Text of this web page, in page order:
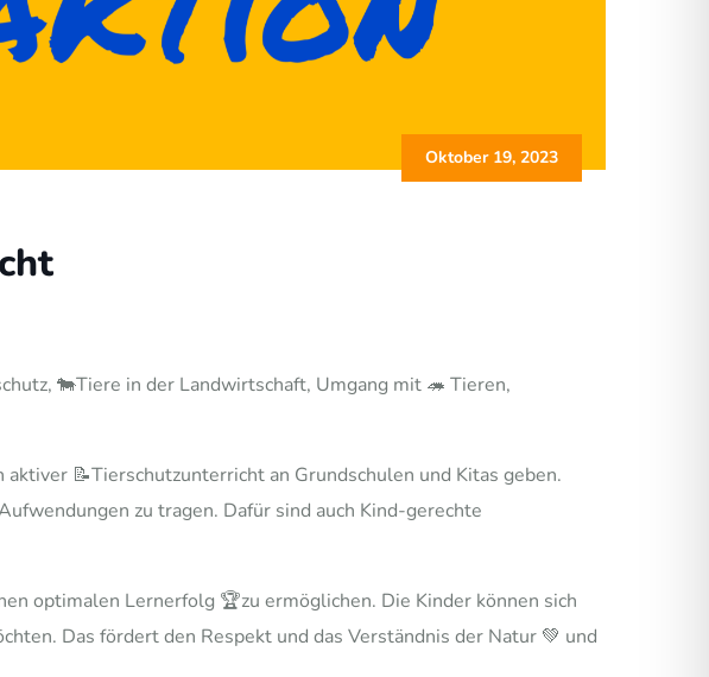
Oktober 19, 2023
🐄Tiere in der Landwirtschaft, Umgang mit 🦔 Tieren,
📝Tierschutzunterricht an Grundschulen und Kitas geben.
zu tragen. Dafür sind auch Kind-gerechte
optimalen Lernerfolg 🏆zu ermöglichen. Die Kinder können sich
Das fördert den Respekt und das Verständnis der Natur 💚 und